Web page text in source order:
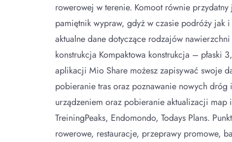
rowerowej w terenie. Komoot równie
pamiętnik wypraw, gdyż w czasie podróży
aktualne dane dotyczące rodzajów
konstrukcja Kompaktowa konstrukcja – płaski
aplikacji Mio Share możesz zapisywać swoje
pobieranie tras oraz poznawanie nowych
urządzeniem oraz pobieranie aktualizacji
TreiningPeaks, Endomondo, Todays Plans.
rowerowe, restauracje, przeprawy promowe,